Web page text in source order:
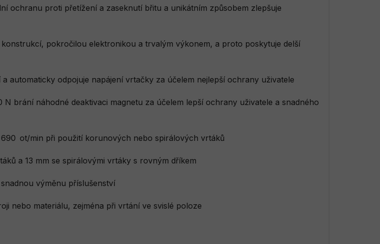
ochranu proti přetížení a zaseknutí břitu a unikátním způsobem zlepšuje
pokročilou elektronikou a trvalým výkonem, a proto poskytuje delší
automaticky odpojuje napájení vrtačky za účelem nejlepší ochrany uživatele
brání náhodné deaktivaci magnetu za účelem lepší ochrany uživatele a snadného
ot/min při použití korunových nebo spirálových vrtáků
a 13 mm se spirálovými vrtáky s rovným dříkem
výměnu příslušenství
nebo materiálu, zejména při vrtání ve svislé poloze